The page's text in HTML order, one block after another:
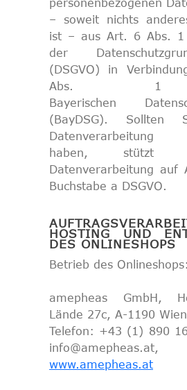
personenbezogenen
– soweit nichts
ist – aus Art. 6 Abs. 1
der
(DSGVO) in
Abs. 1
Bayerischen
(BayDSG).
Datenverarbeitung
haben, stützt
Datenverarbeitung auf
Buchstabe a DSGVO.
HOSTING UND
DES ONLINESHOPS
Betrieb des Onlineshops:
amepheas GmbH,
Lände 27c, A-1190 Wien
Telefon: +43 (1) 890
www.amepheas.at